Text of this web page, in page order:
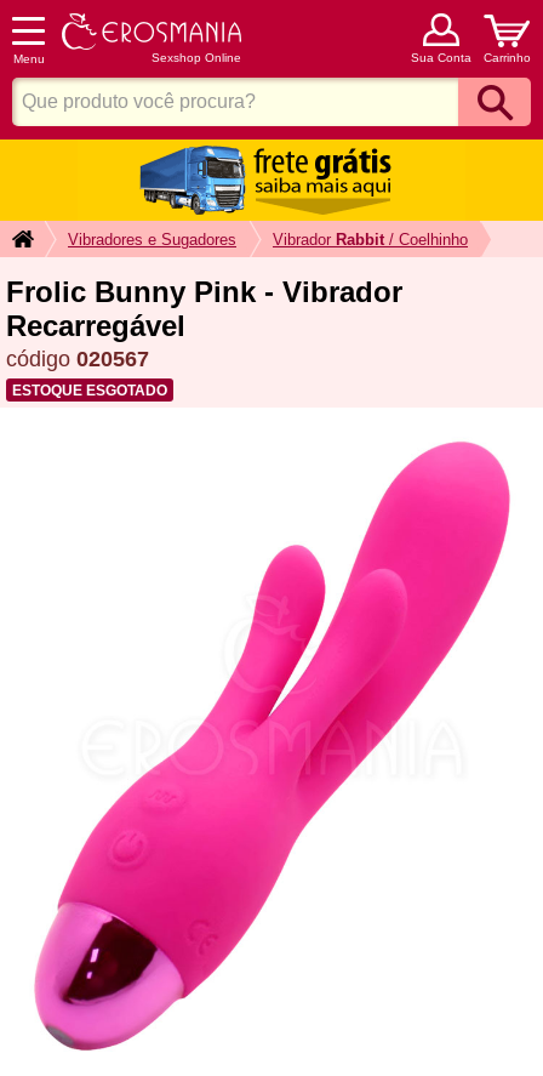
Menu Sexshop Online Sua Conta Carrinho
Vibradores e Sugadores Vibrador Rabbit/ Coelhinho
Frolic Bunny Pink - Vibrador
Recarregável
código 020567
ESTOQUE ESGOTADO